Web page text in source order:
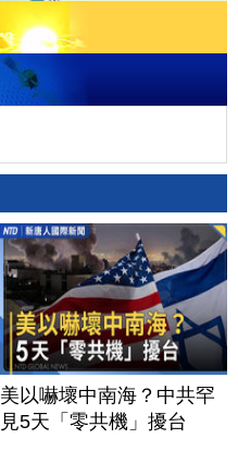
美以嚇壞中南海？中共罕
見5天「零共機」擾台